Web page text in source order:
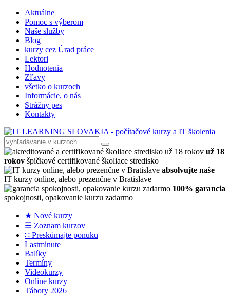
Aktuálne
Pomoc s výberom
Naše služby
Blog
kurzy cez Úrad práce
Lektori
Hodnotenia
Zľavy
všetko o kurzoch
Informácie, o nás
Strážny pes
Kontakty
už 18
rokov špičkové certifikované školiace stredisko
absolvujte naše
IT kurzy online, alebo prezenčne v Bratislave
100% garancia
spokojnosti, opakovanie kurzu zadarmo
★ Nové kurzy
☰ Zoznam kurzov
∷ Preskúmajte ponuku
Lastminute
Balíky
Termíny
Videokurzy
Online kurzy
Tábory 2026